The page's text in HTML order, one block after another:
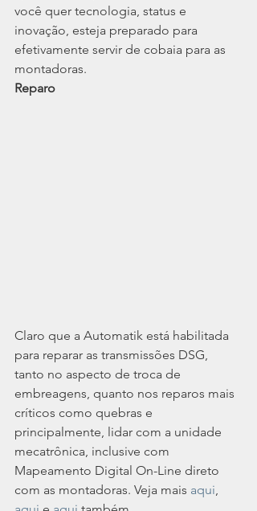
você quer tecnologia, status e
inovação, esteja preparado para
efetivamente servir de cobaia para as
montadoras.
Reparo
Claro que a Automatik está habilitada
para reparar as transmissões DSG,
tanto no aspecto de troca de
embreagens, quanto nos reparos mais
críticos como quebras e
principalmente, lidar com a unidade
mecatrônica, inclusive com
Mapeamento Digital On-Line direto
com as montadoras. Veja mais aqui